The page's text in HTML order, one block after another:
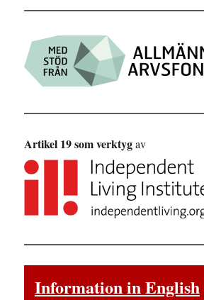
Artikel 19 som verktygav
Information in English